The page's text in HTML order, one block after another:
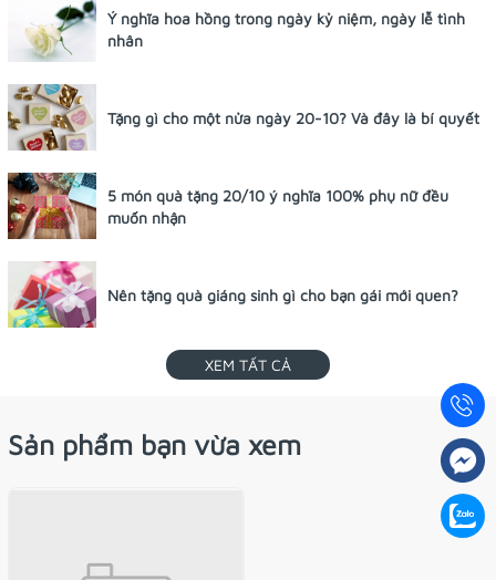
Ý nghĩa hoa hồng trong ngày kỷ niệm, ngày lễ tình
nhân
Tặng gì cho một nửa ngày 20-10? Và đây là bí quyết
5 món quà tặng 20/10 ý nghĩa 100% phụ nữ đều
muốn nhận
Nên tặng quà giáng sinh gì cho bạn gái mới quen?
XEM TẤT CẢ
Sản phẩm bạn vừa xem